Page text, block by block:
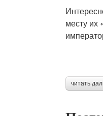
месту их
читать